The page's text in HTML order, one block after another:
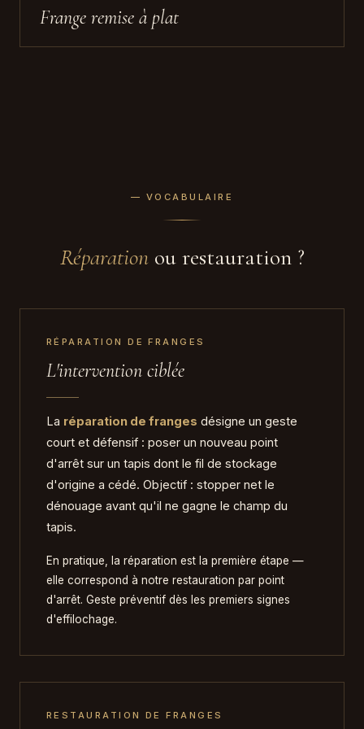
Frange remise à plat
— VOCABULAIRE
Réparationou restauration ?
RÉPARATION DE FRANGES
L'intervention ciblée
La réparation de franges désigne un geste
court et défensif : poser un nouveau point
d'arrêt sur un tapis dont le fil de stockage
d'origine a cédé. Objectif : stopper net le
dénouage avant qu'il ne gagne le champ du
tapis.
En pratique, la réparation est la première étape —
elle correspond à notre restauration par point
d'arrêt. Geste préventif dès les premiers signes
d'effilochage.
RESTAURATION DE FRANGES